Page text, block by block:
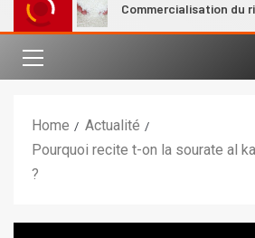
Commercialisation du riz local
Home
Actualité
Pourquoi recite t-on la sourate al
?